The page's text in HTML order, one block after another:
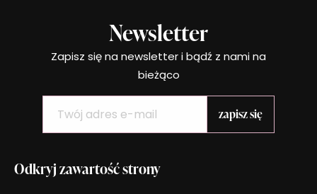
Odkryj zawartość strony
Newsletter
Zapisz się na newsletter i bądź z nami na
bieżąco